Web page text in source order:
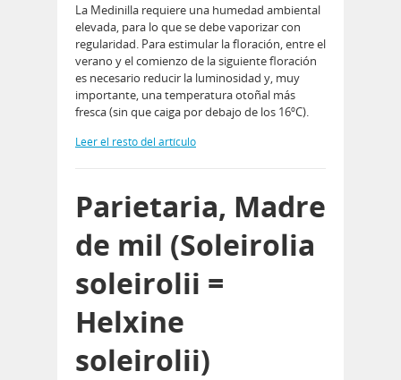
La Medinilla requiere una humedad ambiental
elevada, para lo que se debe vaporizar con
regularidad. Para estimular la floración, entre el
verano y el comienzo de la siguiente floración
es necesario reducir la luminosidad y, muy
importante, una temperatura otoñal más
fresca (sin que caiga por debajo de los 16ºC).
Leer el resto del artículo
Parietaria, Madre
de mil (Soleirolia
soleirolii =
Helxine
soleirolii)